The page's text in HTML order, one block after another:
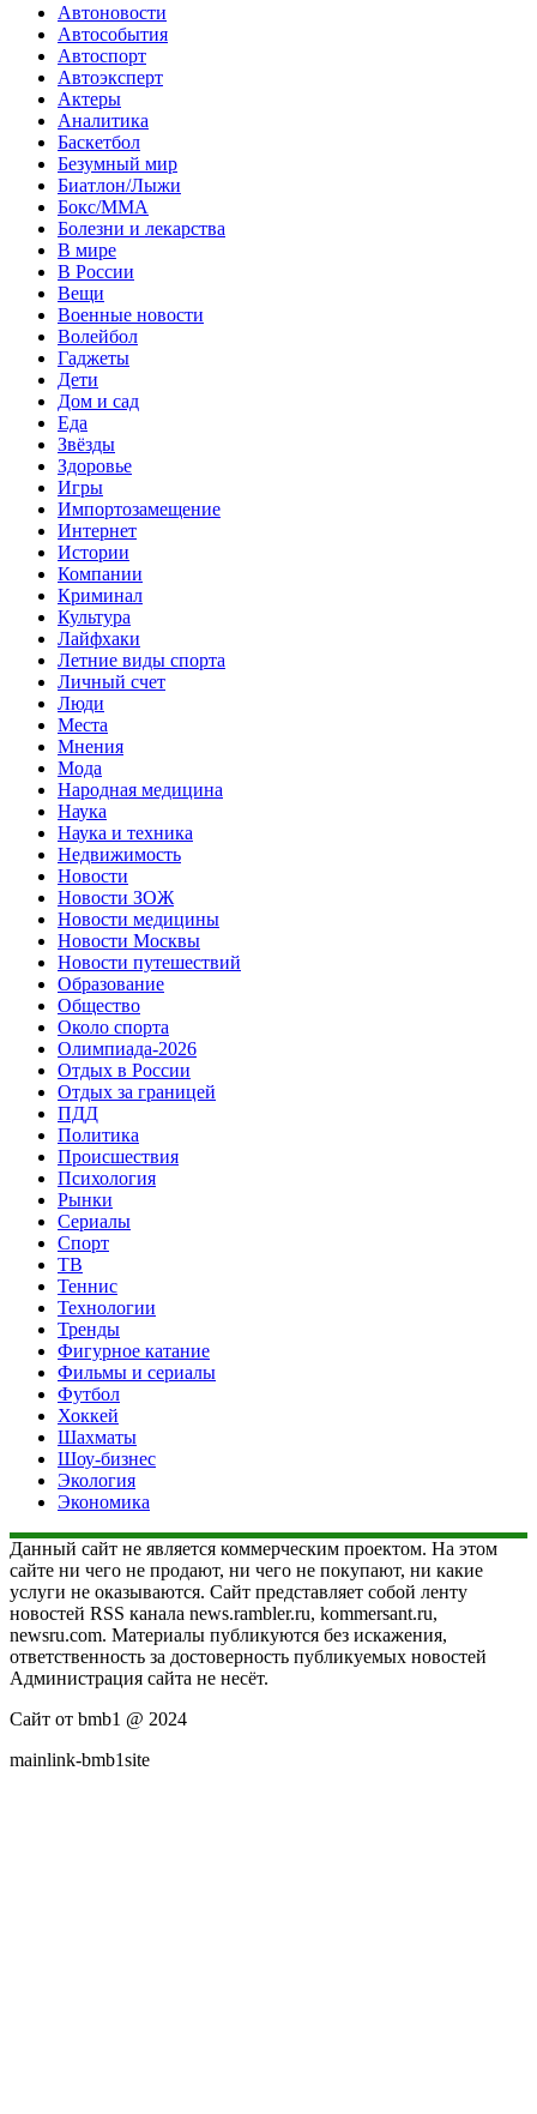
Автоновости
Автособытия
Автоспорт
Автоэксперт
Актеры
Аналитика
Баскетбол
Безумный мир
Биатлон/Лыжи
Бокс/MMA
Болезни и лекарства
В мире
В России
Вещи
Военные новости
Волейбол
Гаджеты
Дети
Дом и сад
Еда
Звёзды
Здоровье
Игры
Импортозамещение
Интернет
Истории
Компании
Криминал
Культура
Лайфхаки
Летние виды спорта
Личный счет
Люди
Места
Мнения
Мода
Народная медицина
Наука
Наука и техника
Недвижимость
Новости
Новости ЗОЖ
Новости медицины
Новости Москвы
Новости путешествий
Образование
Общество
Около спорта
Олимпиада-2026
Отдых в России
Отдых за границей
ПДД
Политика
Происшествия
Психология
Рынки
Сериалы
Спорт
ТВ
Теннис
Технологии
Тренды
Фигурное катание
Фильмы и сериалы
Футбол
Хоккей
Шахматы
Шоу-бизнес
Экология
Экономика
Данный сайт не является коммерческим проектом. На этом
сайте ни чего не продают, ни чего не покупают, ни какие
услуги не оказываются. Сайт представляет собой ленту
новостей RSS канала news.rambler.ru, kommersant.ru,
newsru.com. Материалы публикуются без искажения,
ответственность за достоверность публикуемых новостей
Администрация сайта не несёт.
Сайт от bmb1 @ 2024
mainlink-bmb1site